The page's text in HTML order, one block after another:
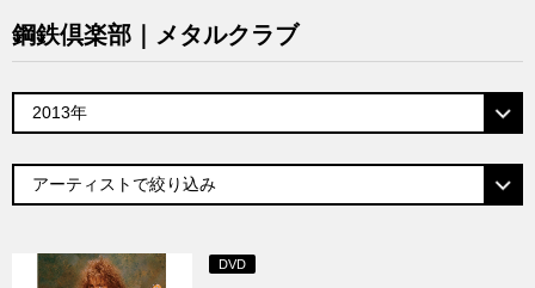
鋼鉄倶楽部｜メタルクラブ
DVD